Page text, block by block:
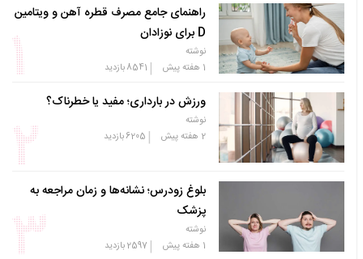
راهنمای جامع مصرف قطره آهن و ویتامین
D برای نوزادان
نوشته
1 هفته پیش
|
8541بازدید
ورزش در بارداری؛ مفید یا خطرناک؟
نوشته
2 هفته پیش
|
6205بازدید
بلوغ زودرس؛ نشانه‌ها و زمان مراجعه به
پزشک
نوشته
1 هفته پیش
|
2597بازدید